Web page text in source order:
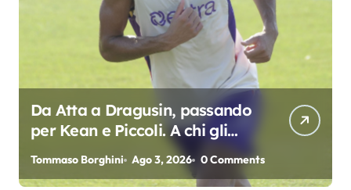
Da Atta a Dragusin, passando
per Kean e Piccoli. A chi gli
oscar del precampionato?
Tommaso Borghini Ago 3, 2026 0 Comments